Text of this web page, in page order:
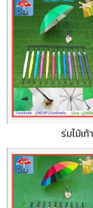
ร่มไม้เ